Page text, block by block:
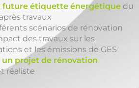
future étiquette énergétique du
travaux
scénarios de rénovation
des travaux sur les
et les émissions de GES
projet de rénovation
réaliste